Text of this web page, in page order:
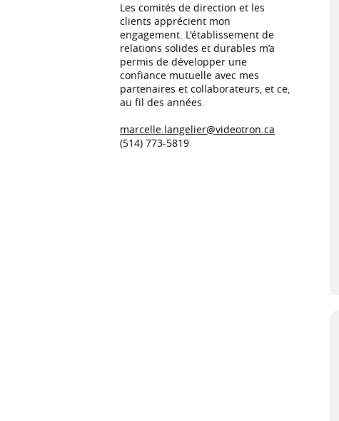
Les comités de direction et les
clients apprécient mon
engagement. L'établissement de
relations solides et durables m’a
permis de développer une
confiance mutuelle avec mes
partenaires et collaborateurs, et ce,
au fil des années.
marcelle.langelier@videotron.ca
(514) 773-5819